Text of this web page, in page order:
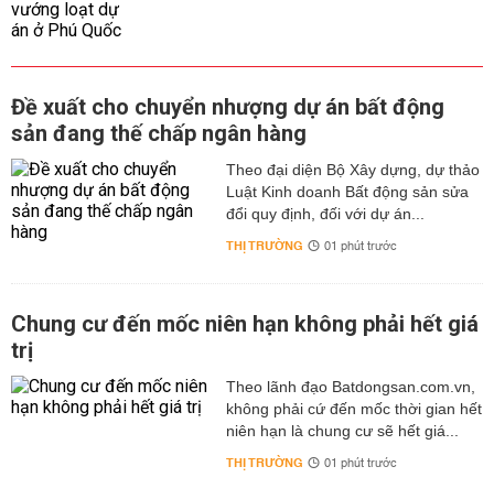
Đề xuất cho chuyển nhượng dự án bất động
sản đang thế chấp ngân hàng
Theo đại diện Bộ Xây dựng, dự thảo
Luật Kinh doanh Bất động sản sửa
đổi quy định, đối với dự án...
THỊ TRƯỜNG 01 phút trước
Chung cư đến mốc niên hạn không phải hết giá
trị
Theo lãnh đạo Batdongsan.com.vn,
không phải cứ đến mốc thời gian hết
niên hạn là chung cư sẽ hết giá...
THỊ TRƯỜNG 01 phút trước